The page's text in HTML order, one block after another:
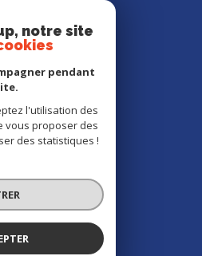
notre site
pendant
l'utilisation des
vous proposer des
des statistiques !